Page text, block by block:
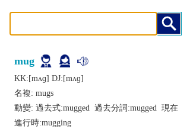
mug
KK:[mʌɡ] DJ:[mʌɡ]
名複: mugs
動變: 過去式:mugged 過去分詞:mugged 現在
進行時:mugging